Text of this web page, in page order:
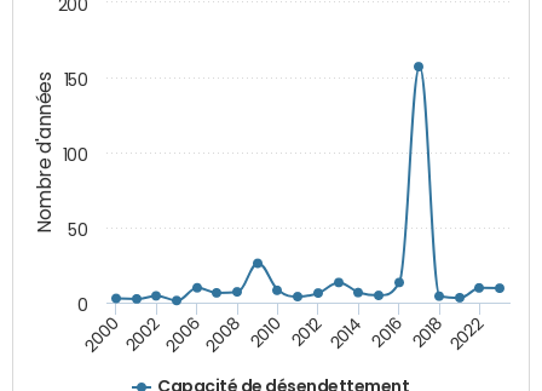
Nombre d'années
Capacité de désendettement
2000 200220062008 2010 2012 2014 2016 2018 2022
0
50
100
150
200